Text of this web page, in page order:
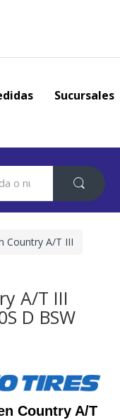
Sucursales
Country A/T III
A/T III
D BSW
Country A/T